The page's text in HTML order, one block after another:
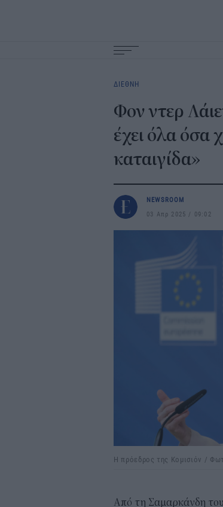
navigation
ΔΙΕΘΝΗ
Φον ντερ
έχει όλα όσα
καταιγίδα»
NEWSROOM
03 Απρ 2025
09:02
Η πρόεδρος της Κομισιόν /
Από τη Σαμαρκάνδη